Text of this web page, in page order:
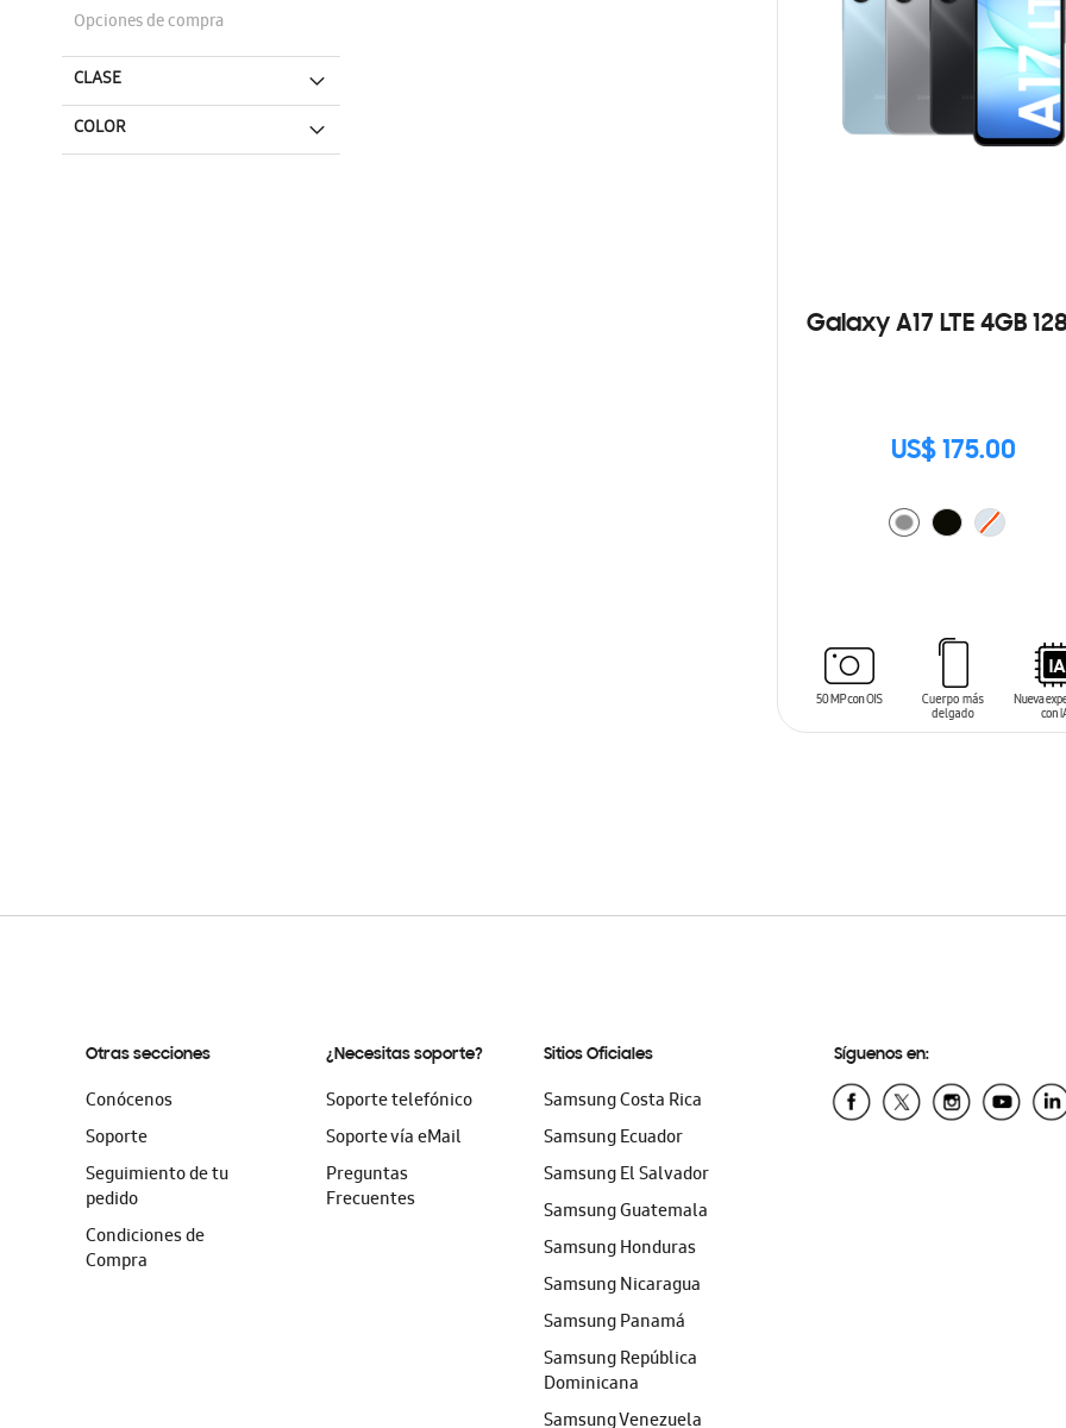
Galaxy A17 LTE 4GB
US$ 175.00
Opciones de compra
CLASE
COLOR
Otras secciones
Conócenos
Soporte
Seguimiento de tu
pedido
Condiciones de
Compra
¿Necesitas soporte?
Soporte telefónico
Soporte vía eMail
Preguntas
Frecuentes
Sitios Oficiales
Samsung Costa Rica
Samsung Ecuador
Samsung El Salvador
Samsung Guatemala
Samsung Honduras
Samsung Nicaragua
Samsung Panamá
Samsung República
Dominicana
Samsung Venezuela
Síguenos en: